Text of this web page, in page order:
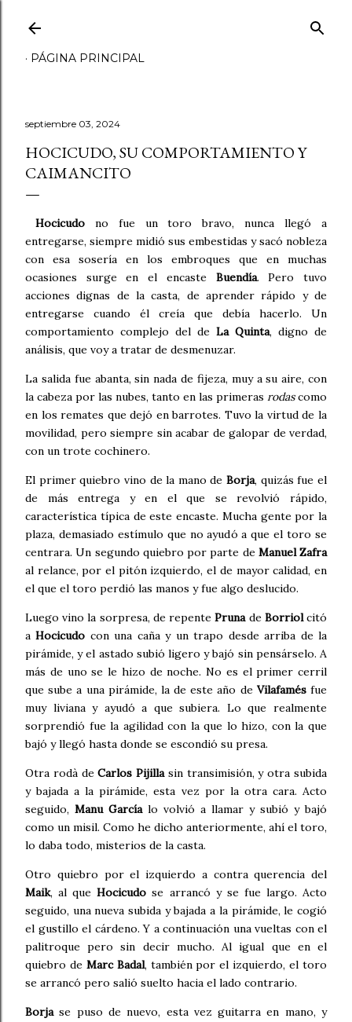
PÁGINA PRINCIPAL
septiembre 03, 2024
HOCICUDO, SU COMPORTAMIENTO Y
CAIMANCITO
Hocicudo no fue un toro bravo, nunca llegó a
entregarse, siempre midió sus embestidas y sacó nobleza
con esa sosería en los embroques que en muchas
ocasiones surge en el encaste Buendía. Pero tuvo
acciones dignas de la casta, de aprender rápido y de
entregarse cuando él creía que debía hacerlo. Un
comportamiento complejo del de La Quinta, digno de
análisis, que voy a tratar de desmenuzar.
La salida fue abanta, sin nada de fijeza, muy a su aire, con
la cabeza por las nubes, tanto en las primeras rodascomo
en los remates que dejó en barrotes. Tuvo la virtud de la
movilidad, pero siempre sin acabar de galopar de verdad,
con un trote cochinero.
El primer quiebro vino de la mano deBorja, quizás fue el
de más entrega y en el que se revolvió rápido,
característica típica de este encaste. Mucha gente por la
plaza, demasiado estímulo que no ayudó a que el toro se
centrara. Un segundo quiebro por parte de Manuel Zafra
al relance, por el pitón izquierdo, el de mayor calidad, en
el que el toro perdió las manos y fue algo deslucido.
Luego vino la sorpresa, de repentePruna de Borriolcitó
aHocicudo con una caña y un trapo desde arriba de la
pirámide, y el astado subió ligero y bajó sin pensárselo. A
más de uno se le hizo de noche. No es el primer cerril
que sube a una pirámide, la de este año de Vilafamésfue
muy liviana y ayudó a que subiera. Lo que realmente
sorprendió fue la agilidad con la que lo hizo, con la que
bajó y llegó hasta donde se escondió su presa.
Otra rodà deCarlos Pijillasin transimisión, y otra subida
y bajada a la pirámide, esta vez por la otra cara. Acto
seguido, Manu Garcíalo volvió a llamar y subió y bajó
como un misil. Como he dicho anteriormente, ahí el toro,
lo daba todo, misterios de la casta.
Otro quiebro por el izquierdo a contra querencia del
Maik, al queHocicudo se arrancó y se fue largo. Acto
seguido, una nueva subida y bajada a la pirámide, le cogió
el gustillo el cárdeno. Y a continuación una vueltas con el
palitroque pero sin decir mucho. Al igual que en el
quiebro de Marc Badal, también por el izquierdo, el toro
se arrancó pero salió suelto hacia el lado contrario.
Borjase puso de nuevo, esta vez guitarra en mano, y